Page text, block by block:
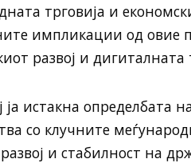
трговија и
импликации од овие
развој и
ја истакна определбата
со клучните
и стабилност на